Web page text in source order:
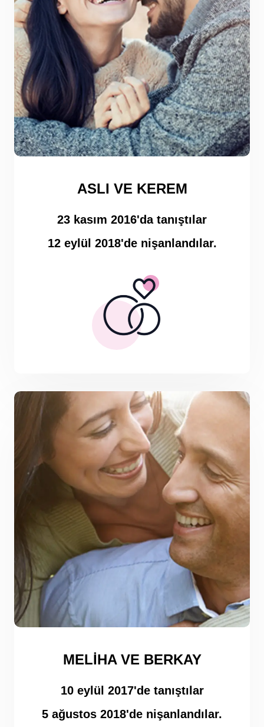
ASLI VE KEREM
23 kasım 2016'da tanıştılar
12 eylül 2018'de nişanlandılar.
MELIHA VE BERKAY
10 eylül 2017'de tanıştılar
5 ağustos 2018'de nişanlandılar.